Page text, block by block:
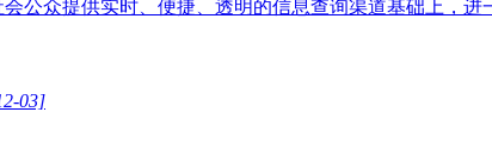
公众提供实时、便捷、透明的信息查询渠道基础上，
03]